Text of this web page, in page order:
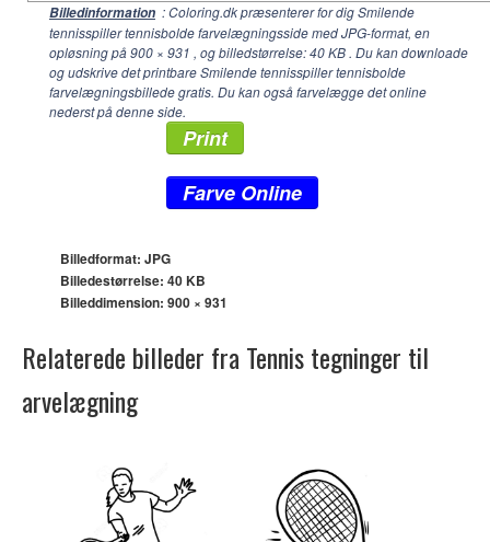
Billedinformation : Coloring.dk præsenterer for dig Smilende
tennisspiller tennisbolde farvelægningsside med JPG-format, en
opløsning på900 × 931 , og billedstørrelse: 40 KB . Du kan downloade
og udskrive det printbare Smilende tennisspiller tennisbolde
farvelægningsbillede gratis. Du kan også farvelægge det online
nederst på denne side.
Print
Farve Online
Billedformat: JPG
Billedestørrelse: 40 KB
Billeddimension: 900 × 931
Relaterede billeder fra Tennis tegninger til
arvelægning